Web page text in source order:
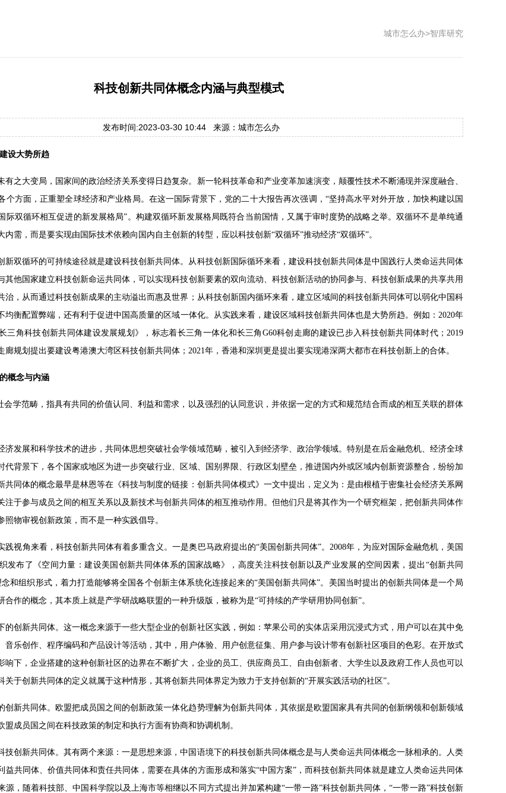
城市怎么办>智库研究
科技创新共同体概念内涵与典型模式
发布时间:2023-03-30 10:44 来源：城市怎么办
设大势所趋
有之大变局，国家间的政治经济关系变得日趋复杂。新一轮科技革命和产业变革加速演变，颠覆性技术不断涌现并深度融合、
个方面，正重塑全球经济和产业格局。在这一国际背景下，党的二十大报告再次强调，“坚持高水平对外开放，加快构建以国
际双循环相互促进的新发展格局”。构建双循环新发展格局既符合当前国情，又属于审时度势的战略之举。双循环不是单纯通
内需，而是要实现由国际技术依赖向国内自主创新的转型，应以科技创新“双循环”推动经济“双循环”。
新双循环的可持续途径就是建设科技创新共同体。从科技创新国际循环来看，建设科技创新共同体是中国践行人类命运共同体
其他国家建立科技创新命运共同体，可以实现科技创新要素的双向流动、科技创新活动的协同参与、科技创新成果的共享共用
治，从而通过科技创新成果的主动溢出而惠及世界；从科技创新国内循环来看，建立区域间的科技创新共同体可以弱化中国科
均衡配置弊端，还有利于促进中国高质量的区域一体化。从实践来看，建设区域科技创新共同体也是大势所趋。例如：2020年
三角科技创新共同体建设发展规划》，标志着长三角一体化和长三角G60科创走廊的建设已步入科技创新共同体时代；2019
廊规划提出要建设粤港澳大湾区科技创新共同体；2021年，香港和深圳更是提出要实现港深两大都市在科技创新上的合体。
概念与内涵
会学范畴，指具有共同的价值认同、利益和需求，以及强烈的认同意识，并依据一定的方式和规范结合而成的相互关联的群体
济发展和科学技术的进步，共同体思想突破社会学领域范畴，被引入到经济学、政治学领域。特别是在后金融危机、经济全球
代背景下，各个国家或地区为进一步突破行业、区域、国别界限、行政区划壁垒，推进国内外或区域内创新资源整合，纷纷加
共同体的概念最早是林恩等在《科技与制度的链接：创新共同体模式》一文中提出，定义为：是由根植于密集社会经济关系网
注于参与成员之间的相互关系以及新技术与创新共同体的相互推动作用。但他们只是将其作为一个研究框架，把创新共同体作
照物审视创新政策，而不是一种实践倡导。
践视角来看，科技创新共同体有着多重含义。一是奥巴马政府提出的“美国创新共同体”。2008年，为应对国际金融危机，美国
发布了《空间力量：建设美国创新共同体体系的国家战略》，高度关注科技创新以及产业发展的空间因素，提出“创新共同
和组织形式，着力打造能够将全国各个创新主体系统化连接起来的“美国创新共同体”。美国当时提出的创新共同体是一个局
合作的概念，其本质上就是产学研战略联盟的一种升级版，被称为是“可持续的产学研用协同创新”。
的创新共同体。这一概念来源于一些大型企业的创新社区实践，例如：苹果公司的实体店采用沉浸式方式，用户可以在其中免
音乐创作、程序编码和产品设计等活动，其中，用户体验、用户创意征集、用户参与设计带有创新社区项目的色彩。在开放式
响下，企业搭建的这种创新社区的边界在不断扩大，企业的员工、供应商员工、自由创新者、大学生以及政府工作人员也可以
关于创新共同体的定义就属于这种情形，其将创新共同体界定为致力于支持创新的“开展实践活动的社区”。
创新共同体。欧盟把成员国之间的创新政策一体化趋势理解为创新共同体，其依据是欧盟国家具有共同的创新纲领和创新领域
盟成员国之间在科技政策的制定和执行方面有协商和协调机制。
技创新共同体。其有两个来源：一是思想来源，中国语境下的科技创新共同体概念是与人类命运共同体概念一脉相承的。人类
益共同体、价值共同体和责任共同体，需要在具体的方面形成和落实“中国方案”，而科技创新共同体就是建立人类命运共同体
源，随着科技部、中国科学院以及上海市等相继以不同方式提出并加紧构建“一带一路”科技创新共同体，“一带一路”科技创新